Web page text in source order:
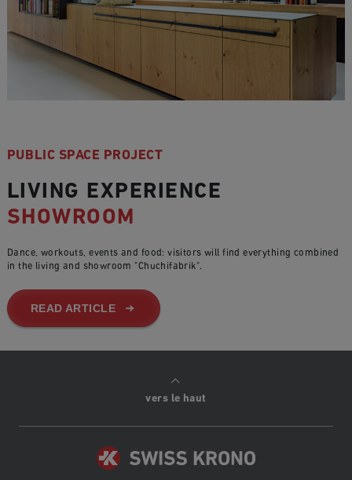
PUBLIC SPACE PROJECT
LIVING EXPERIENCE
SHOWROOM
Dance, workouts, events and food: visitors will find everything combined
in the living and showroom "Chuchifabrik".
READ ARTICLE
vers le haut